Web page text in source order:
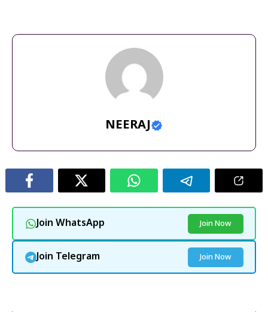
NEERAJ
Join WhatsApp Join Now
Join Telegram Join Now